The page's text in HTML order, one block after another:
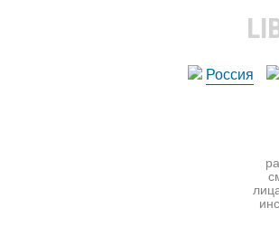
Россия